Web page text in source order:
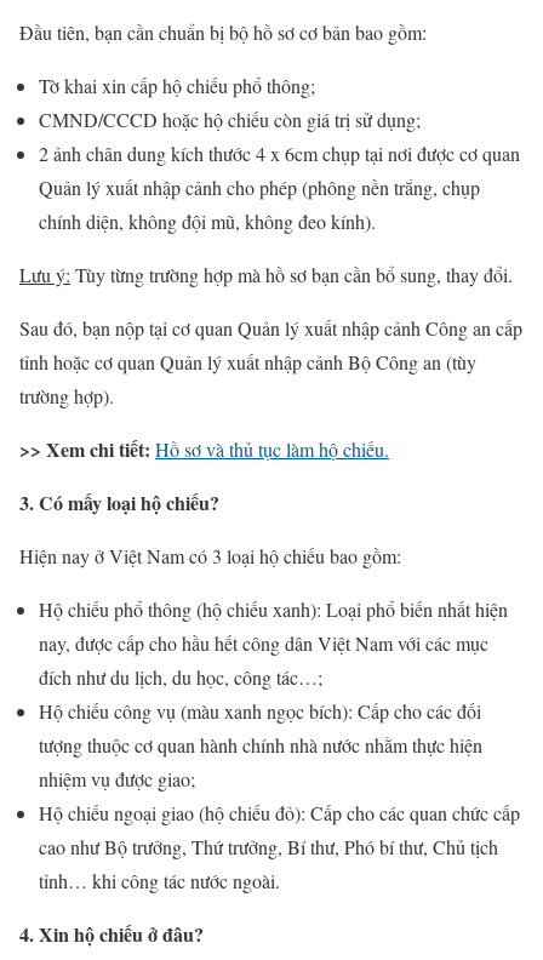
Đầu tiên, bạn cần chuẩn bị bộ hồ sơ cơ bản bao gồm:
Tờ khai xin cấp hộ chiếu phổ thông;
CMND/CCCD hoặc hộ chiếu còn giá trị sử dụng;
2 ảnh chân dung kích thước 4 x 6cm chụp tại nơi được cơ quan
Quản lý xuất nhập cảnh cho phép (phông nền trắng, chụp
chính diện, không đội mũ, không đeo kính).
Lưu ý: Tùy từng trường hợp mà hồ sơ bạn cần bổ sung, thay đổi.
Sau đó, bạn nộp tại cơ quan Quản lý xuất nhập cảnh Công an cấp
tỉnh hoặc cơ quan Quản lý xuất nhập cảnh Bộ Công an (tùy
trường hợp).
>> Xem chi tiết: Hồ sơ và thủ tục làm hộ chiếu.
3. Có mấy loại hộ chiếu?
Hiện nay ở Việt Nam có 3 loại hộ chiếu bao gồm:
Hộ chiếu phổ thông (hộ chiếu xanh): Loại phổ biến nhất hiện
nay, được cấp cho hầu hết công dân Việt Nam với các mục
đích như du lịch, du học, công tác…;
Hộ chiếu công vụ (màu xanh ngọc bích): Cấp cho các đối
tượng thuộc cơ quan hành chính nhà nước nhằm thực hiện
nhiệm vụ được giao;
Hộ chiếu ngoại giao (hộ chiếu đỏ): Cấp cho các quan chức cấp
cao như Bộ trưởng, Thứ trưởng, Bí thư, Phó bí thư, Chủ tịch
tỉnh… khi công tác nước ngoài.
4. Xin hộ chiếu ở đâu?